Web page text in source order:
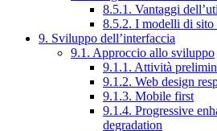
8.5.1. Vantaggi
8.5.2. I modelli di
9. Sviluppo dell’interfaccia
9.1. Approccio allo sviluppo
9.1.1. Attività
9.1.2. Web design
9.1.3. Mobile first
9.1.4. Progressive
degradation